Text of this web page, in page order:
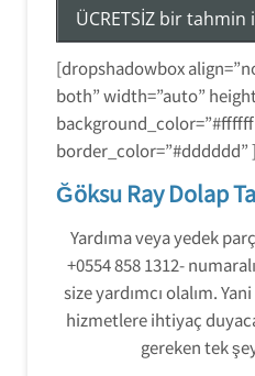
ÜCRETSİZ bir
gönderin veya
daha fazla bilgi
1312 numaralı
[dropshadowbox
both” width=”auto”
border_color=”#dddddd” ]
Ğöksu Ray Dolap
Yardıma veya yedek
+0554 858 1312-
size yardımcı olalım.
hizmetlere ihtiyaç
gereken tek
Beykoz Ray
Dolap